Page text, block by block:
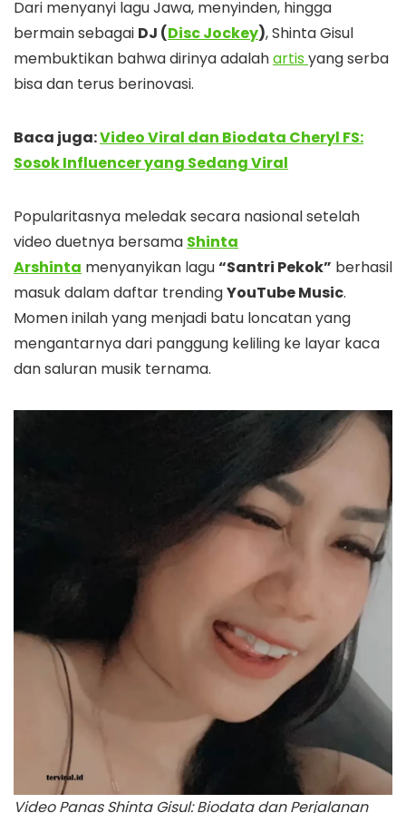
Dari menyanyi lagu Jawa, menyinden, hingga
bermain sebagai DJ (Disc Jockey), Shinta Gisul
membuktikan bahwa dirinya adalahartisyang serba
bisa dan terus berinovasi.
Baca juga:Video Viral dan Biodata Cheryl FS:
Sosok Influencer yang Sedang Viral
Popularitasnya meledak secara nasional setelah
video duetnya bersama Shinta
Arshinta menyanyikan lagu“Santri Pekok” berhasil
masuk dalam daftar trendingYouTube Music.
Momen inilah yang menjadi batu loncatan yang
mengantarnya dari panggung keliling ke layar kaca
dan saluran musik ternama.
Video Panas Shinta Gisul: Biodata dan Perjalanan